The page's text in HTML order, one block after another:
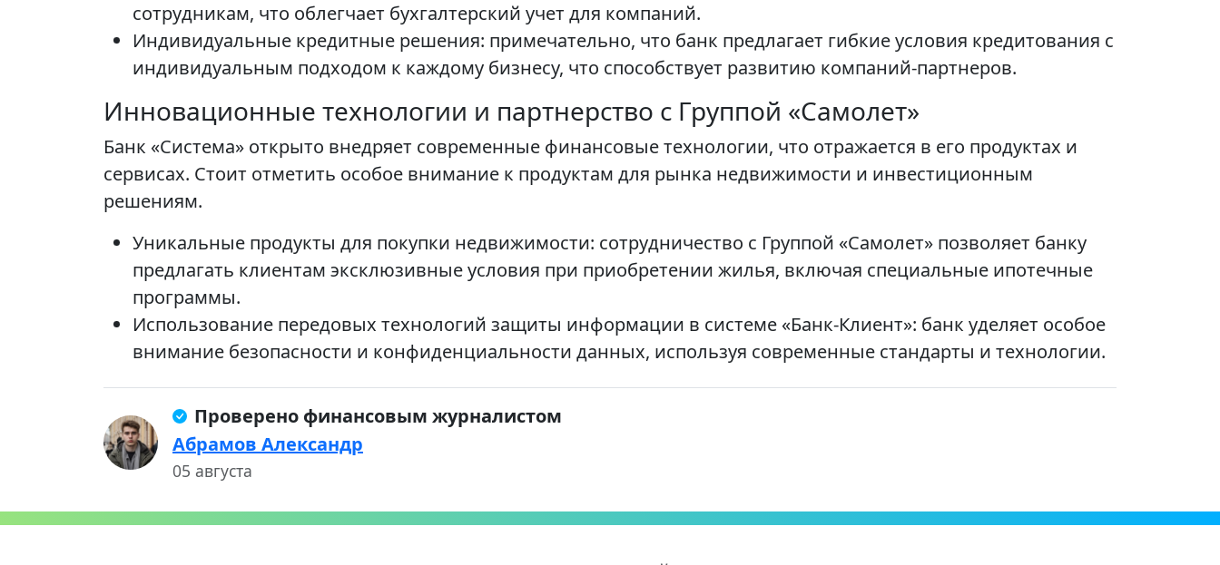
сотрудникам, что облегчает бухгалтерский учет для компаний.
Индивидуальные кредитные решения: примечательно, что банк предлагает гибкие условия кредитования с
индивидуальным подходом к каждому бизнесу, что способствует развитию компаний-партнеров.
Инновационные технологии и партнерство с Группой «Самолет»
Банк «Система» открыто внедряет современные финансовые технологии, что отражается в его продуктах и
сервисах. Стоит отметить особое внимание к продуктам для рынка недвижимости и инвестиционным
решениям.
Уникальные продукты для покупки недвижимости: сотрудничество с Группой «Самолет» позволяет банку
предлагать клиентам эксклюзивные условия при приобретении жилья, включая специальные ипотечные
программы.
Использование передовых технологий защиты информации в системе «Банк-Клиент»: банк уделяет особое
внимание безопасности и конфиденциальности данных, используя современные стандарты и технологии.
Проверено финансовым журналистом
Абрамов Александр
05 августа